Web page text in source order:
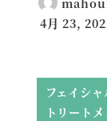
投稿日
4月 23,
フェイシャ
トリート